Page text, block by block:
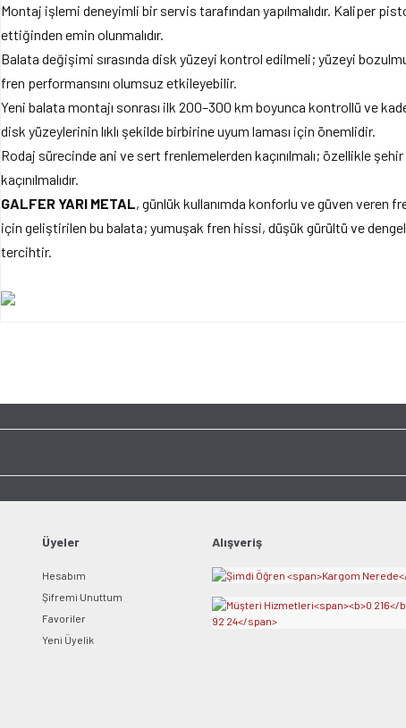
Montaj işlemi deneyimli bir servis tarafından yapılmalıdır. Kaliper
ettiğinden emin olunmalıdır.
Balata değişimi sırasında disk yüzeyi kontrol edilmeli; yüzeyi
fren performansını olumsuz etkileyebilir.
Yeni balata montajı sonrası ilk 200–300 km boyunca kontrollü ve
disk yüzeylerinin lıklı şekilde birbirine uyum laması için önemlidir.
Rodaj sürecinde ani ve sert frenlemelerden kaçınılmalı; özellikle
kaçınılmalıdır.
GALFER YARI METAL, günlük kullanımda konforlu ve güven veren
için geliştirilen bu balata; yumuşak fren hissi, düşük gürültü ve
tercihtir.
Üyeler
Hesabım
Şifremi Unuttum
Favoriler
Yeni Üyelik
Alışveriş